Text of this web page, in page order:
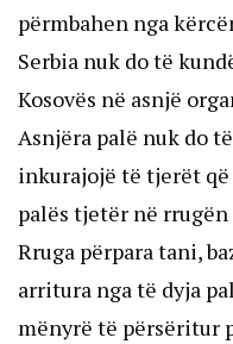
përmbahen nga
Serbia nuk do të
Kosovës në asnjë
Asnjëra palë nuk do
inkurajojë të tjerët
palës tjetër në rrugën
Rruga përpara tani,
arritura nga të dyja
mënyrë të përsëritur